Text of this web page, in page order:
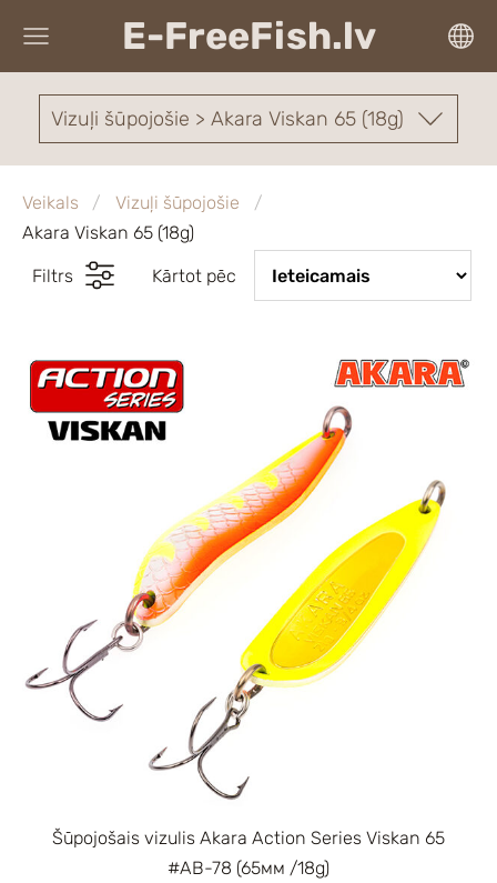
E-FreeFish.lv
Vizuļi šūpojošie > Akara Viskan 65 (18g)
Veikals
Vizuļi šūpojošie
Akara Viskan 65 (18g)
Filtrs Kārtot pēc
Šūpojošais vizulis Akara Action Series Viskan 65
#AB-78 (65мм /18g)